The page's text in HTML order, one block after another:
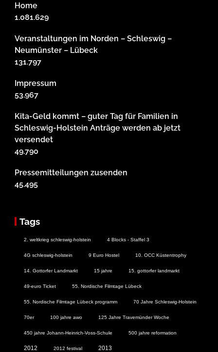
Home
1.081.629
Veranstaltungen im Norden – Schleswig –
Neumünster – Lübeck
131.797
Impressum
53.967
Kita-Geld kommt – guter Tag für Familien in
Schleswig-Holstein Anträge werden ab jetzt
versendet
49.790
Pressemitteilungen zusenden
45.495
Tags
2. weltkrieg schleswig-holstein 4 Blocks - Staffel 3
4G schleswig-holstein 9 Euro Hostel 10. OCC Küstentrophy
14. Gottorfer Landmarkt 15 jahre 15. gottorfer landmarkt
49-euro Ticket 55. Nordische Filmtage Lübeck
55. Nordische Filmtage Lübeck programm 70 Jahre Schleswig-Holstein
70er 100 jahre awo 125 Jahre Travemünder Woche
450 jahre Johann-Heinrich-Voss-Schule 500 jahre reformation
2012 2012 festival 2013